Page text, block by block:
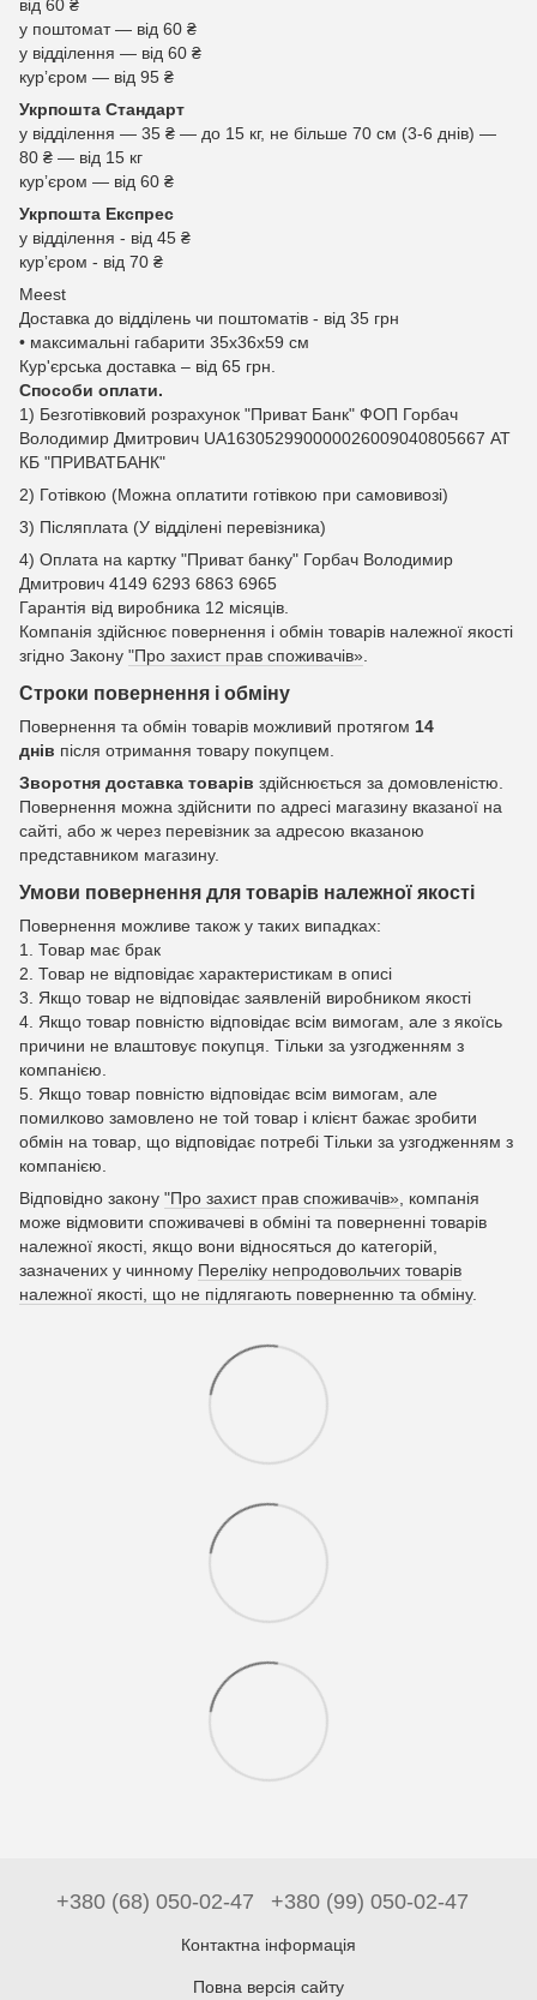
від 60 ₴
у поштомат — від 60 ₴
у відділення — від 60 ₴
курʼєром — від 95 ₴
Укрпошта Стандарт
у відділення — 35 ₴ — до 15 кг, не більше 70 см (3-6 днів) —
80 ₴ — від 15 кг
курʼєром — від 60 ₴
Укрпошта Експрес
у відділення - від 45 ₴
курʼєром - від 70 ₴
Meest
Доставка до відділень чи поштоматів - від 35 грн
• максимальні габарити 35x36x59 см
Кур'єрська доставка – від 65 грн.
Способи оплати.
1) Безготівковий розрахунок "Приват Банк" ФОП Горбач
Володимир Дмитрович UA163052990000026009040805667 АТ
КБ "ПРИВАТБАНК"
2) Готівкою (Можна оплатити готівкою при самовивозі)
3) Післяплата (У відділені перевізника)
4) Оплата на картку "Приват банку" Горбач Володимир
Дмитрович 4149 6293 6863 6965
Гарантія від виробника 12 місяців.
Компанія здійснює повернення і обмін товарів належної якості
згідно Закону "Про захист прав споживачів».
Строки повернення і обміну
Повернення та обмін товарів можливий протягом 14
днів після отримання товару покупцем.
Зворотня доставка товарів здійснюється за домовленістю.
Повернення можна здійснити по адресі магазину вказаної на
сайті, або ж через перевізник за адресою вказаною
представником магазину.
Умови повернення для товарів належної якості
Повернення можливе також у таких випадках:
1. Товар має брак
2. Товар не відповідає характеристикам в описі
3. Якщо товар не відповідає заявленій виробником якості
4. Якщо товар повністю відповідає всім вимогам, але з якоїсь
причини не влаштовує покупця. Тільки за узгодженням з
компанією.
5. Якщо товар повністю відповідає всім вимогам, але
помилково замовлено не той товар і клієнт бажає зробити
обмін на товар, що відповідає потребі Тільки за узгодженням з
компанією.
Відповідно закону "Про захист прав споживачів» , компанія
може відмовити споживачеві в обміні та поверненні товарів
належної якості, якщо вони відносяться до категорій,
зазначених у чинному Переліку непродовольчих товарів
належної якості, що не підлягають поверненню та обміну.
+380 (68) 050-02-47 +380 (99) 050-02-47
Контактна інформація
Повна версія сайту